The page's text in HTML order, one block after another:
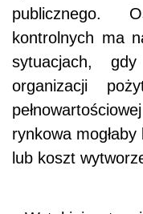
publicznego.
kontrolnych ma
sytuacjach,
organizacji
rynkowa
lub koszt